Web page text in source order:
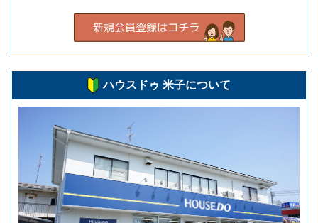
当社のWebサイトでは、Googleアナリティクスを
利用することがあります。Googleアナリティクス
ついては、Googleアナリティクスサービス利用規
Googleプライバシーポリシー
られています。
詳細は以下のページをご参照ください。
https://www.google.com/intl/ja/policies/privacy/partners/
継続的な改善について
ハウスドゥ 米子について